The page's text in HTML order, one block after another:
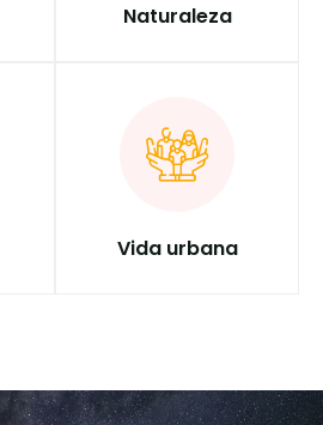
Naturaleza
Vida urbana